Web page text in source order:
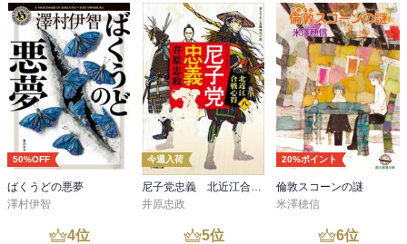
50%OFF
ばくうどの悪夢
澤村伊智
今週入荷
尼子党忠義 北近江合戦心得〈八〉
井原忠政
20%ポイント
倫敦スコーンの謎
米澤穂信
4位 5位 6位